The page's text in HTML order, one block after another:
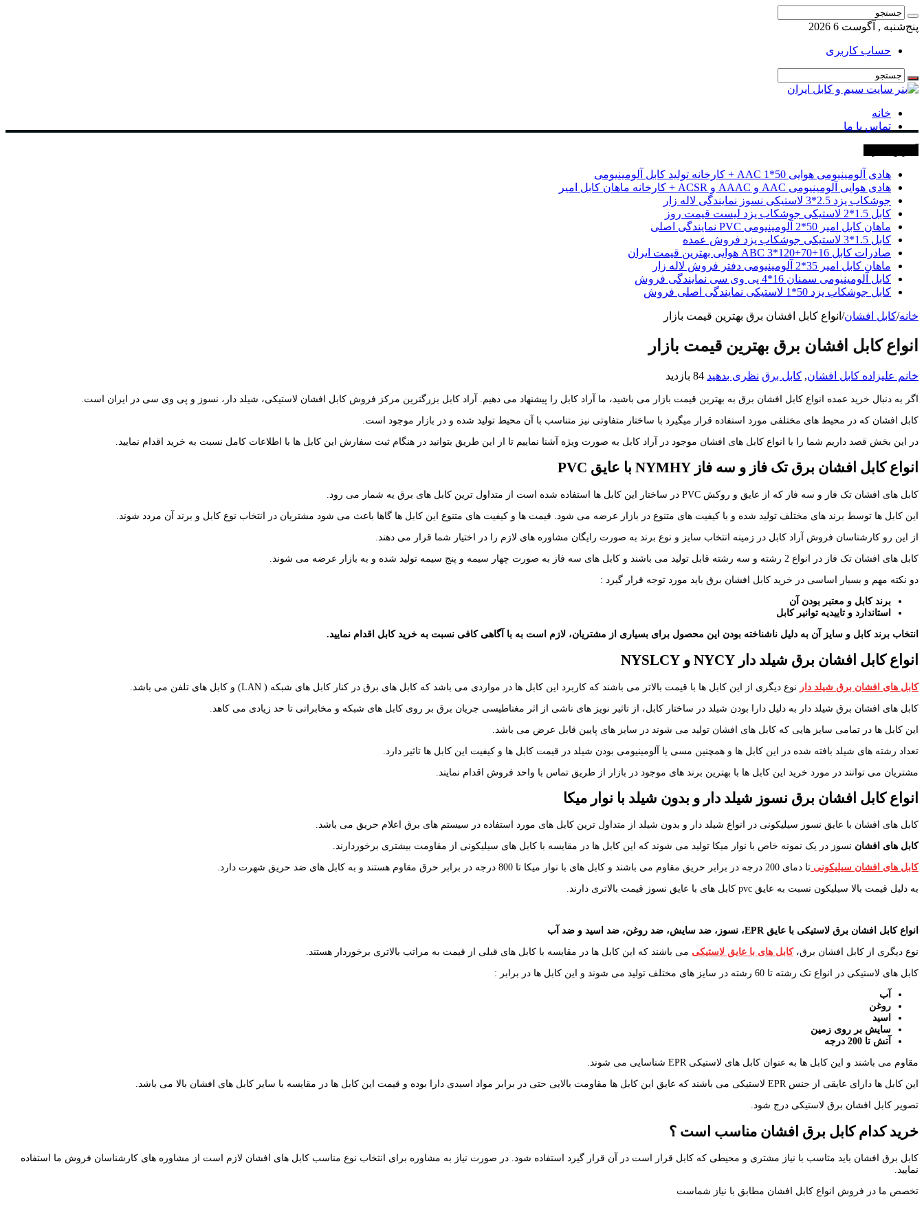
پنج‌شنبه , آگوست 6 2026
حساب کاربری
خانه
تماس با ما
هادی آلومینیومی هوایی 50*1 AAC + کارخانه تولید کابل آلومینیومی
هادی هوایی آلومینیومی AAC و AAAC و ACSR + کارخانه ماهان کابل امیر
جوشکاب یزد 2.5*3 لاستیکی نسوز نمایندگی لاله زار
کابل 1.5*2 لاستیکی جوشکاب یزد لیست قیمت روز
ماهان کابل امیر 50*2 آلومینیومی PVC نمایندگی اصلی
کابل 1.5*3 لاستیکی جوشکاب یزد فروش عمده
صادرات کابل 16+70+120*3 ABC هوایی بهترین قیمت ایران
ماهان کابل امیر 35*2 آلومینیومی دفتر فروش لاله زار
کابل آلومینیومی سمنان 16*4 پی وی سی نمایندگی فروش
کابل جوشکاب یزد 50*1 لاستیکی نمایندگی اصلی فروش
خانه/کابل افشان/ انواع کابل افشان برق بهترین قیمت بازار
انواع کابل افشان برق بهترین قیمت بازار
خانم علیزاده کابل افشان, کابل برق نظری بدهید 84 بازدید
اگر به دنبال خرید عمده انواع کابل افشان برق به بهترین قیمت بازار می باشید، ما آراد کابل را پیشنهاد می دهیم. آراد کابل بزرگترین مرکز فروش کابل افشان لاستیکی، شیلد دار، نسوز و پی وی سی در ایران است.
کابل افشان که در محیط های مختلفی مورد استفاده قرار میگیرد با ساختار متفاوتی نیز متناسب با آن محیط تولید شده و در بازار موجود است.
در این بخش قصد داریم شما را با انواع کابل های افشان موجود در آراد کابل به صورت ویژه آشنا نماییم تا از این طریق بتوانید در هنگام ثبت سفارش این کابل ها با اطلاعات کامل نسبت به خرید اقدام نمایید.
انواع کابل افشان برق تک فاز و سه فاز NYMHY با عایق PVC
کابل های افشان تک فاز و سه فاز که از عایق و روکش PVC در ساختار این کابل ها استفاده شده است از متداول ترین کابل های برق یه شمار می رود.
این کابل ها توسط برند های مختلف تولید شده و با کیفیت های متنوع در بازار عرضه می شود. قیمت ها و کیفیت های متنوع این کابل ها گاها باعث می شود مشتریان در انتخاب نوع کابل و برند آن مردد شوند.
از این رو کارشناسان فروش آراد کابل در زمینه انتخاب سایز و نوع برند به صورت رایگان مشاوره های لازم را در اختیار شما قرار می دهند.
کابل های افشان تک فاز در انواع 2 رشته و سه رشته قابل تولید می باشند و کابل های سه فاز به صورت چهار سیمه و پنج سیمه تولید شده و به بازار عرضه می شوند.
دو نکته مهم و بسیار اساسی در خرید کابل افشان برق باید مورد توجه قرار گیرد :
برند کابل و معتبر بودن آن
استاندارد و تاییدیه توانیر کابل
انتخاب برند کابل و سایز آن به دلیل ناشناخته بودن این محصول برای بسیاری از مشتریان، لازم است به با آگاهی کافی نسبت به خرید کابل اقدام نمایید.
انواع کابل افشان برق شیلد دار NYCY و NYSLCY
کابل های افشان برق شیلد دار نوع دیگری از این کابل ها با قیمت بالاتر می باشند که کاربرد این کابل ها در مواردی می باشد که کابل های برق در کنار کابل های شبکه ( LAN) و کابل های تلفن می باشد.
کابل های افشان برق شیلد دار به دلیل دارا بودن شیلد در ساختار کابل، از تاثیر نویز های ناشی از اثر مغناطیسی جریان برق بر روی کابل های شبکه و مخابراتی تا حد زیادی می کاهد.
این کابل ها در تمامی سایز هایی که کابل های افشان تولید می شوند در سایز های پایین قابل عرض می باشد.
تعداد رشته های شیلد بافته شده در این کابل ها و همچنین مسی یا آلومینیومی بودن شیلد در قیمت کابل ها و کیفیت این کابل ها تاثیر دارد.
مشتریان می توانند در مورد خرید این کابل ها با بهترین برند های موجود در بازار از طریق تماس با واحد فروش اقدام نمایند.
انواع کابل افشان برق نسوز شیلد دار و بدون شیلد با نوار میکا
کابل های افشان با عایق نسوز سیلیکونی در انواع شیلد دار و بدون شیلد از متداول ترین کابل های مورد استفاده در سیستم های برق اعلام حریق می باشد.
کابل های افشان نسوز در یک نمونه خاص با نوار میکا تولید می شوند که این کابل ها در مقایسه با کابل های سیلیکونی از مقاومت بیشتری برخوردارند.
کابل های افشان سیلیکونی تا دمای 200 درجه در برابر حریق مقاوم می باشند و کابل های با نوار میکا تا 800 درجه در برابر حرق مقاوم هستند و به کابل های ضد حریق شهرت دارد.
به دلیل قیمت بالا سیلیکون نسبت به عایق pvc کابل های با عایق نسوز قیمت بالاتری دارند.
انواع کابل افشان برق لاستیکی با عایقEPR، نسوز، ضد سایش، ضد روغن، ضد اسید و ضد آب
نوع دیگری از کابل افشان برق،کابل های با عایق لاستیکی می باشند که این کابل ها در مقایسه با کابل های قبلی از قیمت به مراتب بالاتری برخوردار هستند.
کابل های لاستیکی در انواع تک رشته تا 60 رشته در سایز های مختلف تولید می شوند و این کابل ها در برابر :
آب
روغن
اسید
سایش بر روی زمین
آتش تا 200 درجه
مقاوم می باشند و این کابل ها به عنوان کابل های لاستیکی EPR شناسایی می شوند.
این کابل ها دارای عایقی از جنس EPR لاستیکی می باشند که عایق این کابل ها مقاومت بالایی حتی در برابر مواد اسیدی دارا بوده و قیمت این کابل ها در مقایسه با سایر کابل های افشان بالا می باشد.
تصویر کابل افشان برق لاستیکی درج شود.
خرید کدام کابل برق افشان مناسب است ؟
کابل برق افشان باید متاسب با نیاز مشتری و محیطی که کابل قرار است در آن قرار گیرد استفاده شود. در صورت نیاز به مشاوره برای انتخاب نوع مناسب کابل های افشان لازم است از مشاوره های کارشناسان فروش ما استفاده
نمایید.
تخصص ما در فروش انواع کابل افشان مطابق با نیاز شماست